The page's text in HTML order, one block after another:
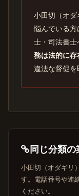
小田切（オダ
悩んでいる
士・司法書士
務は法的に存
違法な督促を
同じ分類の
小田切（オダギリ
す。電話番号や連
ください。